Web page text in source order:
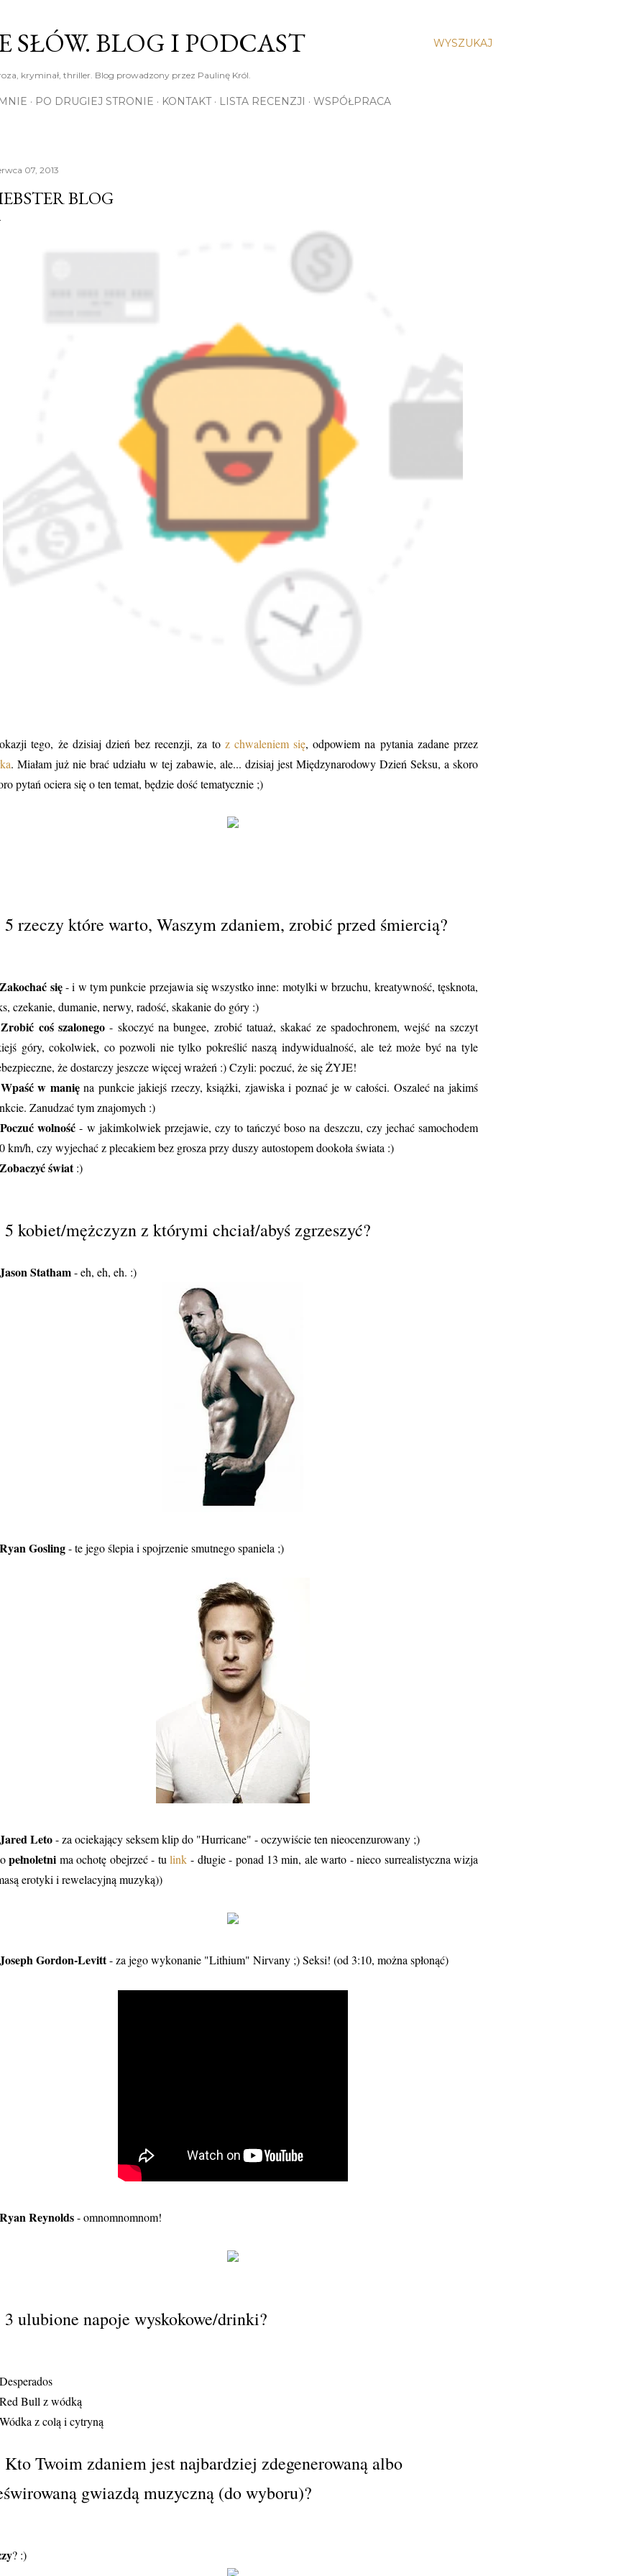
WYSZUKAJ
SŁÓW. BLOG I PODCAST
kryminał, thriller. Blog prowadzony przez Paulinę Król.
PO DRUGIEJ STRONIE KONTAKT LISTA RECENZJI WSPÓŁPRACA
07, 2013
BLOG
tego, że dzisiaj dzień bez recenzji, za to z chwaleniem się, odpowiem na pytania zadane przez
. Miałam już nie brać udziału w tej zabawie, ale... dzisiaj jest Międzynarodowy Dzień Seksu, a skoro
pytań ociera się o ten temat, będzie dość tematycznie ;)
5 rzeczy które warto, Waszym zdaniem, zrobić przed śmiercią?
Zakochać się- i w tym punkcie przejawia się wszystko inne: motylki w brzuchu, kreatywność, tęsknota,
czekanie, dumanie, nerwy, radość, skakanie do góry :)
Zrobić coś szalonego - skoczyć na bungee, zrobić tatuaż, skakać ze spadochronem, wejść na szczyt
góry, cokolwiek, co pozwoli nie tylko pokreślić naszą indywidualność, ale też może być na tyle
że dostarczy jeszcze więcej wrażeń :) Czyli: poczuć, że się ŻYJE!
Wpaść w manięna punkcie jakiejś rzeczy, książki, zjawiska i poznać je w całości. Oszaleć na jakimś
Zanudzać tym znajomych :)
Poczuć wolność - w jakimkolwiek przejawie, czy to tańczyć boso na deszczu, czy jechać samochodem
km/h, czy wyjechać z plecakiem bez grosza przy duszy autostopem dookoła świata :)
Zobaczyć świat:)
5 kobiet/mężczyzn z którymi chciał/abyś zgrzeszyć?
Jason Statham- eh, eh, eh. :)
Ryan Gosling- te jego ślepia i spojrzenie smutnego spaniela ;)
Jared Leto- za ociekający seksem klip do "Hurricane" - oczywiście ten nieocenzurowany ;)
pełnoletni ma ochotę obejrzeć - tu link- długie - ponad 13 min, ale warto - nieco surrealistyczna wizja
erotyki i rewelacyjną muzyką))
Joseph Gordon-Levitt- za jego wykonanie "Lithium" Nirvany ;) Seksi! (od 3:10, można spłonąć)
Ryan Reynolds- omnomnomnom!
3 ulubione napoje wyskokowe/drinki?
Bull z wódką
z colą i cytryną
Kto Twoim zdaniem jest najbardziej zdegenerowaną albo
gwiazdą muzyczną (do wyboru)?
? :)